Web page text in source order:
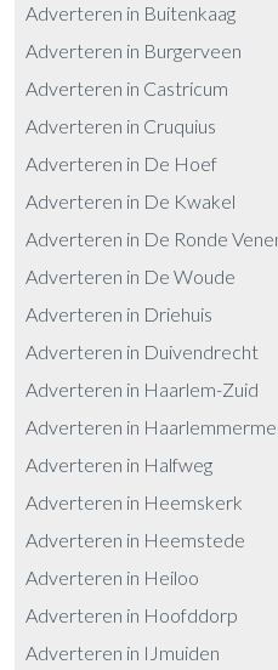
Adverteren in Buitenkaag
Adverteren in Burgerveen
Adverteren in Castricum
Adverteren in Cruquius
Adverteren in De Hoef
Adverteren in De Kwakel
Adverteren in De Ronde
Adverteren in De Woude
Adverteren in Driehuis
Adverteren in Duivendrecht
Adverteren in Haarlem-Zuid
Adverteren in
Adverteren in Halfweg
Adverteren in Heemskerk
Adverteren in Heemstede
Adverteren in Heiloo
Adverteren in Hoofddorp
Adverteren in IJmuiden